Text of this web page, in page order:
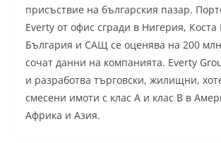
присъствие на българския пазар.
Everty от офис сгради в Нигерия, Коста
България и САЩ се оценява на 200
сочат данни на компанията. Everty
и разработва търговски, жилищни,
смесени имоти с клас A и клас B в
Африка и Азия.